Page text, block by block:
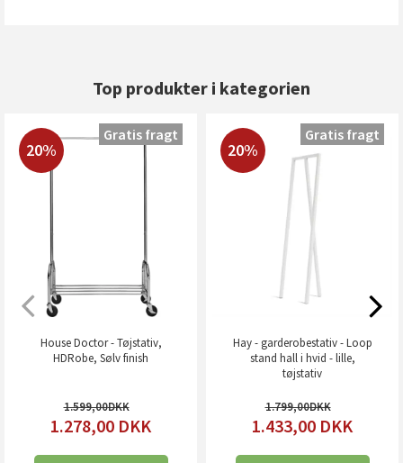
Top produkter i kategorien
20%
House Doctor - Tøjstativ,
HDRobe, Sølv finish
1.599,00
1.278,00 DKK
Gratis fragt
20%
Hay - garderobestativ - Loop
stand hall i hvid - lille,
tøjstativ
1.799,00
1.433,00 DKK
Gratis fragt